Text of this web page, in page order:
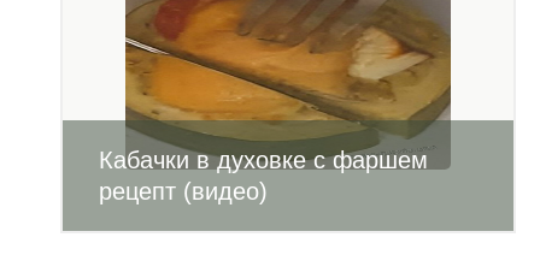
Кабачки в духовке с фаршем
рецепт (видео)